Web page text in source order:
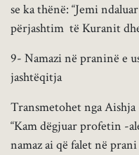
se ka thënë: “Jemi
përjashtim të Kuranit
9- Namazi në praninë e
jashtëqitja
Transmetohet nga Aishja
“Kam dëgjuar profetin -
namaz ai që falet në